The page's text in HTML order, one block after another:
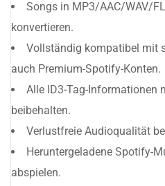
Songs in MP3/AAC/WAV/
konvertieren.
Vollständig kompatibel mit
auch Premium-Spotify-Konten.
Alle ID3-Tag-Informationen
beibehalten.
Verlustfreie Audioqualität
Heruntergeladene Spotify-
abspielen.